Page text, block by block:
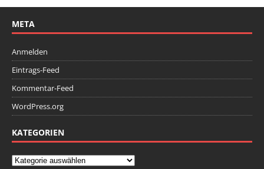
META
Anmelden
Eintrags-Feed
Kommentar-Feed
WordPress.org
KATEGORIEN